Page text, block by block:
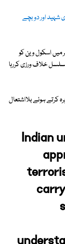
شہید اور دو بچے
میں اسکول وین کو
خلاف ورزی کررہا
کرتے ہوئے بلااشتعال
Indian